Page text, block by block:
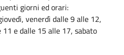
giorni ed orari:
venerdì dalle 9 alle 12,
e dalle 15 alle 17, sabato